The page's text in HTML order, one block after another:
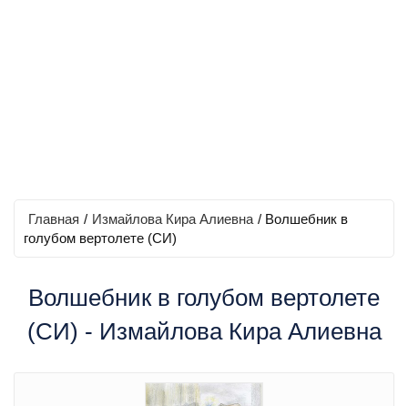
Главная / Измайлова Кира Алиевна / Волшебник в
голубом вертолете (СИ)
Волшебник в голубом вертолете
(СИ) - Измайлова Кира Алиевна